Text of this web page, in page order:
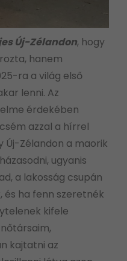
Új-Zélandon, hogy
hanem
ra a világ első
lenni. Az
érdekében
azzal a hírrel
Zélandon a maorik
ugyanis
a lakosság csupán
és ha fenn szeretnék
kifele
kajtatni az